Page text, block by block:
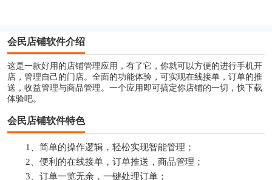
会民店铺软件介绍
这是一款好用的店铺管理应用，有了它，你就可以方便的进行手机开
店，管理自己的门店。全面的功能体验，可实现在线接单，订单的推
送，收益管理与商品管理。一个应用即可搞定你店铺的一切，快下载
体验吧。
会民店铺软件特色
1、简单的操作逻辑，轻松实现智能管理；
2、便利的在线接单，订单推送，商品管理；
3、订单一览无余，一键处理订单；